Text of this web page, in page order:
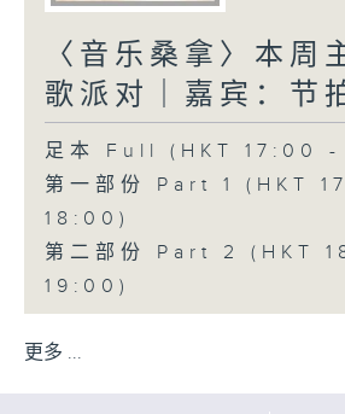
〈音乐桑拿〉本周
歌派对｜嘉宾：节
足本 Full (HKT 17:00 -
第一部份 Part 1 (HKT
18:00)
第二部份 Part 2 (HKT
19:00)
更多 ...